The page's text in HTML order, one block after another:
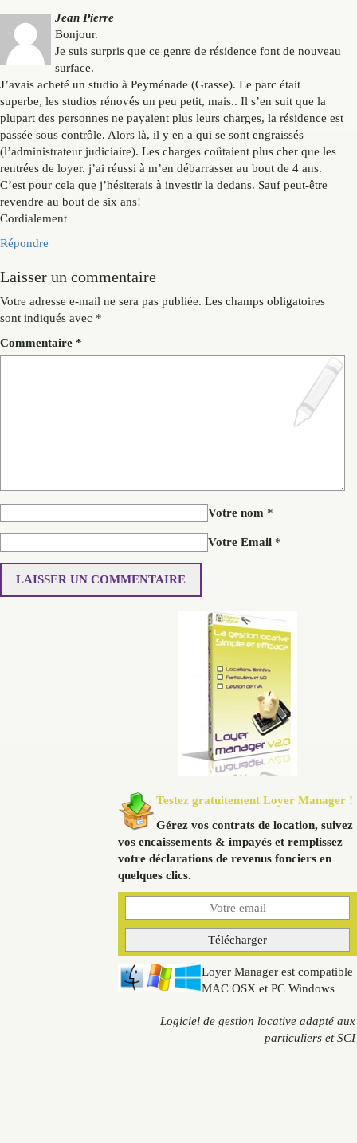
Jean Pierre
Bonjour.
Je suis surpris que ce genre de résidence font de nouveau
surface.
J’avais acheté un studio à Peyménade (Grasse). Le parc était
superbe, les studios rénovés un peu petit, mais.. Il s’en suit que la
plupart des personnes ne payaient plus leurs charges, la résidence est
passée sous contrôle. Alors là, il y en a qui se sont engraissés
(l’administrateur judiciaire). Les charges coûtaient plus cher que les
rentrées de loyer. j’ai réussi à m’en débarrasser au bout de 4 ans.
C’est pour cela que j’hésiterais à investir la dedans. Sauf peut-être
revendre au bout de six ans!
Cordialement
Répondre
Laisser un commentaire
Votre adresse e-mail ne sera pas publiée. Les champs obligatoires
sont indiqués avec *
Commentaire *
Votre nom *
Votre Email *
Testez gratuitement Loyer Manager !
Gérez vos contrats de location, suivez
vos encaissements & impayés et remplissez
votre déclarations de revenus fonciers en
quelques clics.
Loyer Manager est compatible
MAC OSX et PC Windows
Logiciel de gestion locative adapté aux
particuliers et SCI